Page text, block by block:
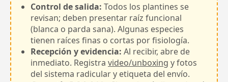
Control de salida: Todos los plantines se
revisan; deben presentar raíz funcional
(blanca o parda sana). Algunas especies
tienen raíces finas o cortas por fisiología.
Recepción y evidencia: Al recibir, abre de
inmediato. Registra video/unboxing y fotos
del sistema radicular y etiqueta del envío.